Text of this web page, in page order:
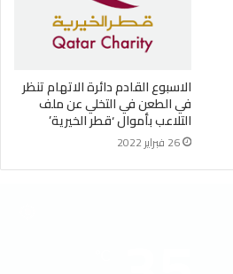
الاسبوع القادم دائرة الاتهام تنظر
في الطعن في التخلي عن ملف
التلاعب بأموال ‘قطر الخيرية’
26 فبراير 2022